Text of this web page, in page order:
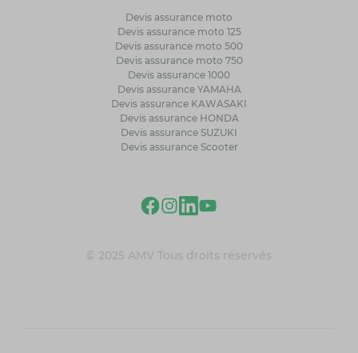
Devis assurance moto
Devis assurance moto 125
Devis assurance moto 500
Devis assurance moto 750
Devis assurance 1000
Devis assurance YAMAHA
Devis assurance KAWASAKI
Devis assurance HONDA
Devis assurance SUZUKI
Devis assurance Scooter
© 2025 AMV Tous droits réservés